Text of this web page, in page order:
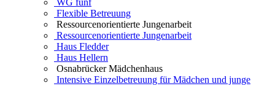
WG fünf
Flexible Betreuung
Ressourcenorientierte Jungenarbeit
Ressourcenorientierte Jungenarbeit
Haus Fledder
Haus Hellern
Osnabrücker Mädchenhaus
Intensive Einzelbetreuung für Mädchen und junge